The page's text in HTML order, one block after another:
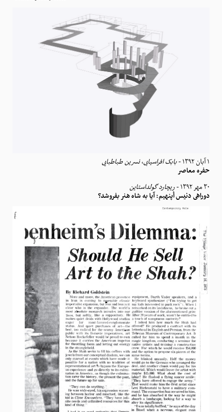
١ آبان ١٣٩٢ -بابک افراسیابی،نسرین طباطبایی
حفره معاصر
٣٠ مهر ١٣٩٢ -ریچارد گولداستاین
دوراهی دنیس اُپنهیم: آیا به شاه هنر بفروشد؟